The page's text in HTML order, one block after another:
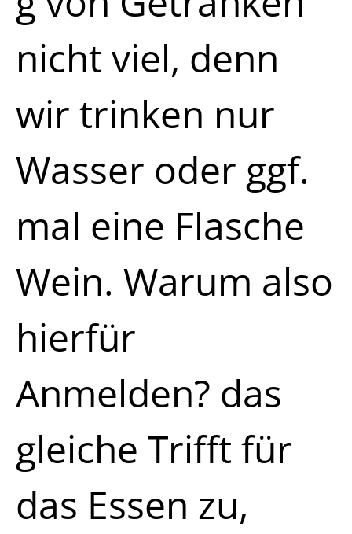
nicht viel, denn
wir trinken nur
Wasser oder ggf.
mal eine Flasche
Wein. Warum also
hierfür
Anmelden? das
gleiche Trifft für
das Essen zu,